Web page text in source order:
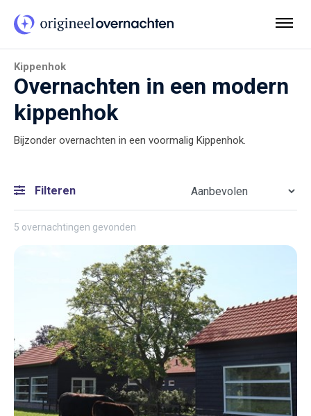
Kippenhok
Overnachten in een modern
kippenhok
Bijzonder overnachten in een voormalig Kippenhok.
Filteren
5 overnachtingen gevonden